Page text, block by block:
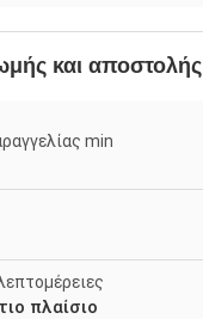
και αποστολής
min
πλαίσιο